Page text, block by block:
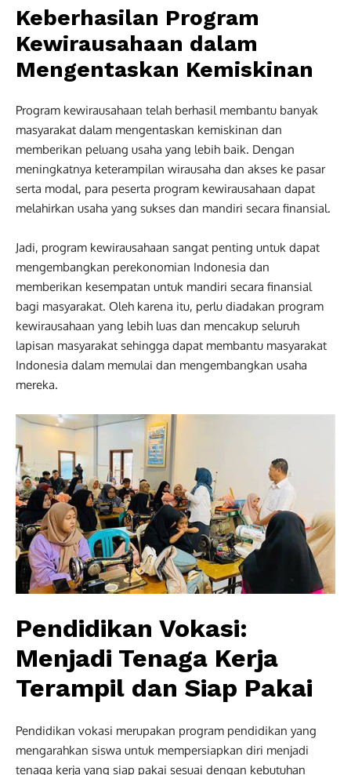
Keberhasilan Program
Kewirausahaan dalam
Mengentaskan Kemiskinan
Program kewirausahaan telah berhasil membantu banyak
masyarakat dalam mengentaskan kemiskinan dan
memberikan peluang usaha yang lebih baik. Dengan
meningkatnya keterampilan wirausaha dan akses ke pasar
serta modal, para peserta program kewirausahaan dapat
melahirkan usaha yang sukses dan mandiri secara finansial.
Jadi, program kewirausahaan sangat penting untuk dapat
mengembangkan perekonomian Indonesia dan
memberikan kesempatan untuk mandiri secara finansial
bagi masyarakat. Oleh karena itu, perlu diadakan program
kewirausahaan yang lebih luas dan mencakup seluruh
lapisan masyarakat sehingga dapat membantu masyarakat
Indonesia dalam memulai dan mengembangkan usaha
mereka.
Pendidikan Vokasi:
Menjadi Tenaga Kerja
Terampil dan Siap Pakai
Pendidikan vokasi merupakan program pendidikan yang
mengarahkan siswa untuk mempersiapkan diri menjadi
tenaga kerja yang siap pakai sesuai dengan kebutuhan